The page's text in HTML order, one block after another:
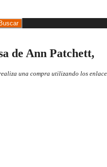
de Ann Patchett,
una compra utilizando los